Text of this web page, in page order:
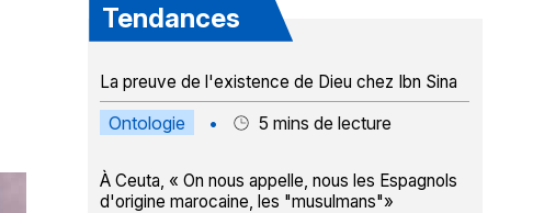
Tendances
La preuve de l'existence de Dieu chez Ibn Sina
Ontologie • 5 mins de lecture
À Ceuta, « On nous appelle, nous les Espagnols
d'origine marocaine, les "musulmans"»